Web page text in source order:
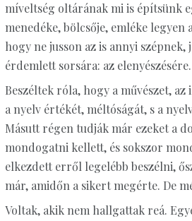
míveltség oltárának mi is építsünk
menedéke, bölcsője, emléke legyen
hogy ne jusson az is annyi szépnek,
érdemlett sorsára: az elenyészésére.
Beszéltek róla, hogy a művészet,
a nyelv értékét, méltóságát, s a
Másutt régen tudják már ezeket a
mondogatni kellett, és sokszor
elkezdett erről legelébb beszélni,
már, amidőn a sikert megérte. De
Voltak, akik nem hallgattak reá.